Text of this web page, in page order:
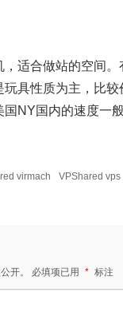
，适合做站的空间。
玩具性质为主，比
国NY国内的速度一
virmach VPShared vps
开。 必填项已用 * 标注